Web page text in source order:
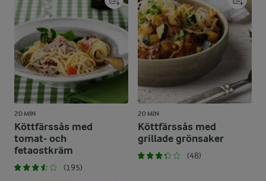
20 MIN
Köttfärssås med
tomat- och
fetaostkräm
(195)
20 MIN
Köttfärssås med
grillade grönsaker
(48)